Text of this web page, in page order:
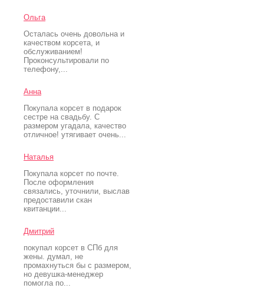
Ольга
Осталась очень довольна и
качеством корсета, и
обслуживанием!
Проконсультировали по
телефону,...
Анна
Покупала корсет в подарок
сестре на свадьбу. С
размером угадала, качество
отличное! утягивает очень...
Наталья
Покупала корсет по почте.
После оформления
связались, уточнили, выслав
предоставили скан
квитанции...
Дмитрий
покупал корсет в СПб для
жены. думал, не
промахнуться бы с размером,
но девушка-менеджер
помогла по...